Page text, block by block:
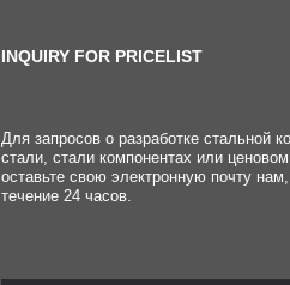
INQUIRY FOR PRICELIST
Для запросов о разработке стальной
стали, стали компонентах или
оставьте свою электронную почту
течение 24 часов.